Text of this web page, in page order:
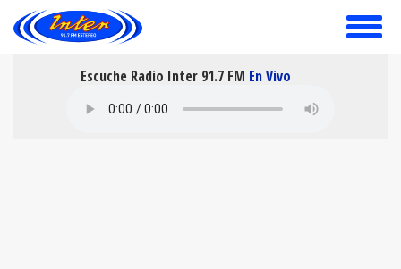
toggle
Escuche Radio Inter 91.7 FM En Vivo